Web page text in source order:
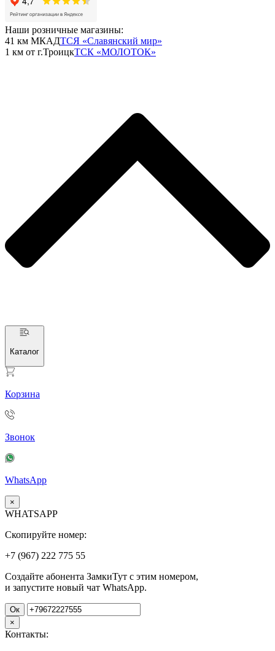
Наши розничные магазины:
41 км МКАДТСЯ «Славянский мир»
1 км от г.ТроицкТСК «МОЛОТОК»
Каталог
Корзина
Звонок
WhatsApp
×
WHATSAPP
Скопируйте номер:
+7 (967) 222 775 55
Создайте абонента ЗамкиТут с этим номером,
и запустите новый чат WhatsApp.
Ок
×
Контакты: